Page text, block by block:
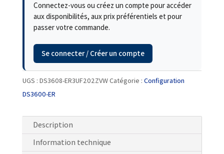
Connectez-vous ou créez un compte pour accéder
aux disponibilités, aux prix préférentiels et pour
passer votre commande.
Se connecter / Créer un compte
UGS : DS3608-ER3UF202ZVWCatégorie : Configuration
DS3600-ER
Description
Information technique